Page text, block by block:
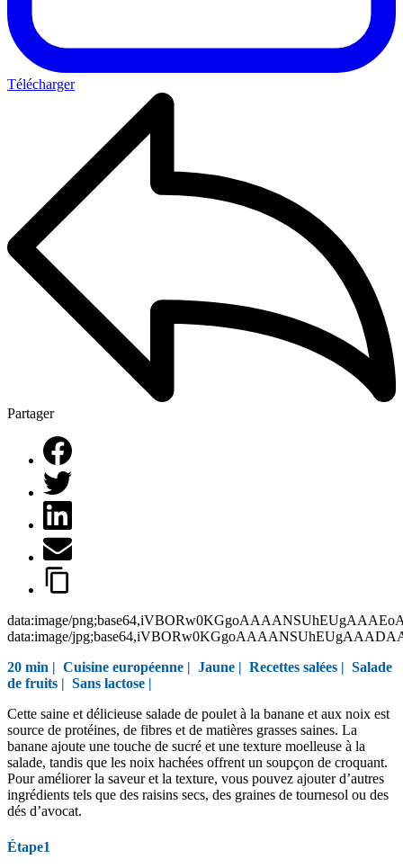
Télécharger
Partager
data:image/
data:image/
20 min | Cuisine européenne | Jaune | Recettes salées | Salade
de fruits | Sans lactose |
Cette saine et délicieuse salade de poulet à la banane et aux noix est
source de protéines, de fibres et de matières grasses saines. La
banane ajoute une touche de sucré et une texture moelleuse à la
salade, tandis que les noix hachées offrent un soupçon de croquant.
Pour améliorer la saveur et la texture, vous pouvez ajouter d’autres
ingrédients tels que des raisins secs, des graines de tournesol ou des
dés d’avocat.
Étape1